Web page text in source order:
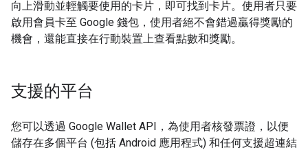
向上滑動並輕觸要使用的卡片，即可找到卡片。使用者只要
啟用會員卡至 Google 錢包，使用者絕不會錯過贏得獎勵的
機會，還能直接在行動裝置上查看點數和獎勵。
支援的平台
您可以透過 Google Wallet API，為使用者核發票證，以便
儲存在多個平台 (包括 Android 應用程式) 和任何支援超連結